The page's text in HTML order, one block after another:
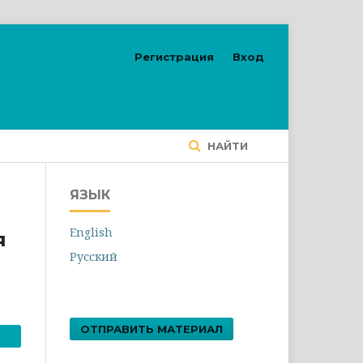
НАЙТИ
Регистрация Вход
ЯЗЫК
English
Русский
ОТПРАВИТЬ МАТЕРИАЛ